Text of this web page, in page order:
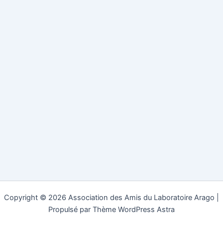
Copyright © 2026 Association des Amis du Laboratoire Arago |
Propulsé par Thème WordPress Astra